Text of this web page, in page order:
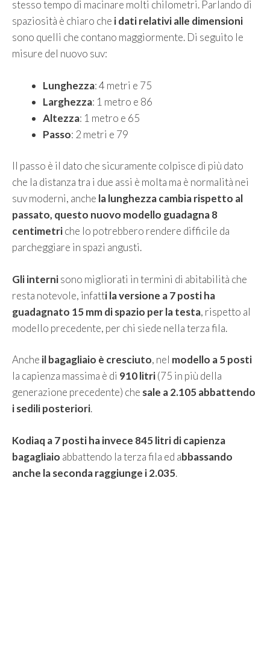
stesso tempo di macinare molti chilometri. Parlando di
spaziosità è chiaro che i dati relativi alle dimensioni
sono quelli che contano maggiormente. Di seguito le
misure del nuovo suv:
Lunghezza: 4 metri e 75
Larghezza: 1 metro e 86
Altezza: 1 metro e 65
Passo: 2 metri e 79
Il passo è il dato che sicuramente colpisce di più dato
che la distanza tra i due assi è molta ma è normalità nei
suv moderni, anche la lunghezza cambia rispetto al
passato, questo nuovo modello guadagna 8
centimetriche lo potrebbero rendere difficile da
parcheggiare in spazi angusti.
Gli internisono migliorati in termini di abitabilità che
resta notevole, infatti la versione a 7 posti ha
guadagnato 15 mm di spazio per la testa, rispetto al
modello precedente, per chi siede nella terza fila.
Anche il bagagliaio è cresciuto, nel modello a 5 posti
la capienza massima è di 910 litri(75 in più della
generazione precedente) che sale a 2.105 abbattendo
i sedili posteriori.
Kodiaq a 7 posti ha invece 845 litri di capienza
bagagliaio abbattendo la terza fila ed abbassando
anche la seconda raggiunge i 2.035.